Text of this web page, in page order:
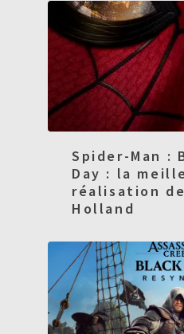
Spider-Man :
Day : la
réalisation
Holland